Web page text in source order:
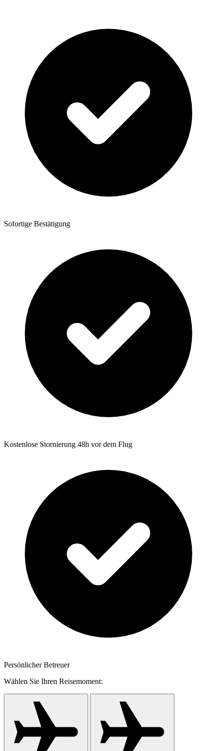
Sofortige Bestätigung
Kostenlose Stornierung 48h vor dem Flug
Persönlicher Betreuer
Wählen Sie Ihren Reisemoment: